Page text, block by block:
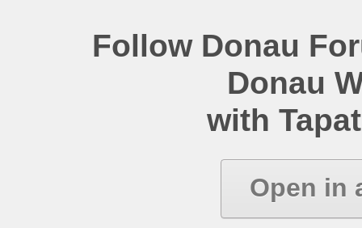
Follow Donau
Donau
with
Open in